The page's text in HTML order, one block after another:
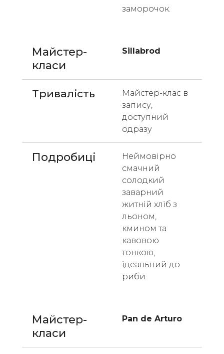
заморочок.
Майстер-
класи
Sillabrod
Тривалість
Майстер-клас в
запису,
доступний
одразу
Подробиці
Неймовірно
смачний
солодкий
заварний
житній хліб з
льоном,
кмином та
кавовою
тонкою,
ідеальний до
риби.
Майстер-
класи
Pan de Arturo